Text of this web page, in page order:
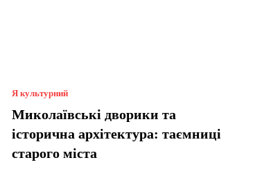
Я культурний
Миколаївські дворики та
історична архітектура: таємниці
старого міста